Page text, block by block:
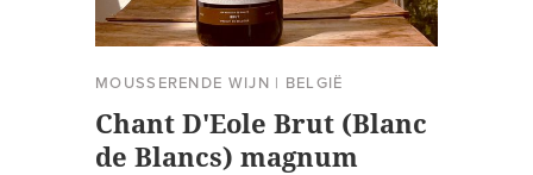
MOUSSERENDE WIJN | BELGIË
Chant D'Eole Brut (Blanc
de Blancs) magnum